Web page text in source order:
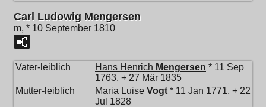
Carl Ludowig Mengersen
m, * 10 September 1810
Vater-leiblich Hans Henrich Mengersen * 11 Sep
1763, + 27 Mär 1835
Mutter-leiblich
Maria Luise Vogt * 11 Jan 1771, + 22
Jul 1828